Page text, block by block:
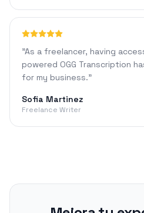
"As a freelancer, having
powered OGG Transcription
for my business."
Sofia Martinez
Freelance Writer